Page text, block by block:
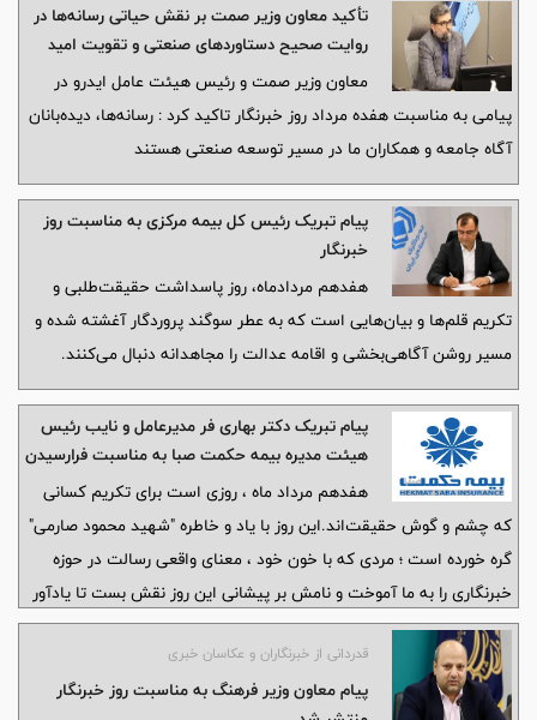
تأکید معاون وزیر صمت بر نقش حیاتی رسانه‌ها در
روایت صحیح دستاوردهای صنعتی و تقویت امید
اجتماعی
معاون وزیر صمت و رئیس هیئت عامل ایدرو در
پیامی به مناسبت هفده مرداد روز خبرنگار تاکید کرد : رسانه‌ها، دیده‌بانان
آگاه جامعه و همکاران ما در مسیر توسعه صنعتی هستند
پیام تبریک رئیس کل بیمه مرکزی به مناسبت روز
خبرنگار
هفدهم مردادماه، روز پاسداشت حقیقت‌طلبی و
تکریم قلم‌ها و بیان‌هایی است که به عطر سوگند پروردگار آغشته شده و
مسیر روشن آگاهی‌بخشی و اقامه عدالت را مجاهدانه دنبال می‌کنند.
پیام تبریک دکتر بهاری فر مدیرعامل و نایب رئیس
هیئت مدیره بیمه حکمت صبا به مناسبت فرارسیدن
"روز خبرنگار
هفدهم مرداد ماه ، روزی است برای تکریم کسانی
که چشم و گوش حقیقت‌اند.این روز با یاد و خاطره "شهید محمود صارمی"
گره خورده است ؛ مردی که با خون خود ، معنای واقعی رسالت در حوزه
خبرنگاری را به ما آموخت و نامش بر پیشانی این روز نقش بست تا یادآور
این باشد که حقیقت ، ارزشمندترین هدف است.
قدردانی از خبرنگاران و عکاسان خبری
پیام معاون وزیر فرهنگ به مناسبت روز خبرنگار